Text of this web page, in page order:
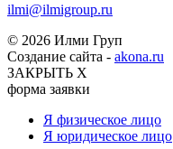
ilmi@ilmigroup.ru
© 2026 Илми Груп
Создание сайта - akona.ru
ЗАКРЫТЬ Х
форма заявки
Я физическое лицо
Я юридическое лицо